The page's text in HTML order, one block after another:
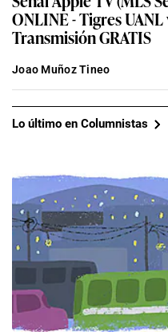
ONLINE - Tigres
Transmisión GRATIS
Joao Muñoz Tineo
Lo último en Columnistas